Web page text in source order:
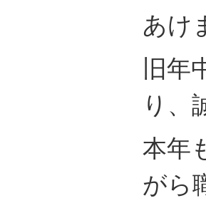
あけ
旧年
り、
本年
がら